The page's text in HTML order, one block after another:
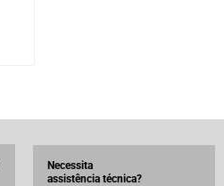
Necessita
assistência técnica?